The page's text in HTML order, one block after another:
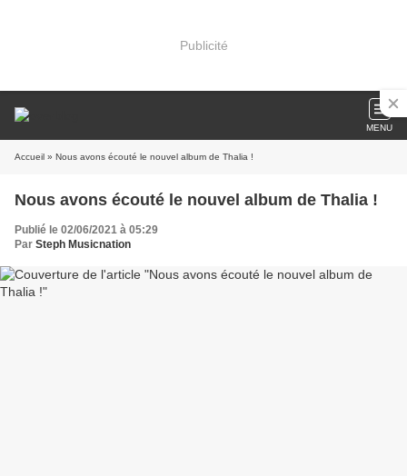
Publicité
MENU
Accueil » Nous avons écouté le nouvel album de Thalia !
Nous avons écouté le nouvel album de Thalia !
Publié le 02/06/2021 à 05:29
Par Steph Musicnation